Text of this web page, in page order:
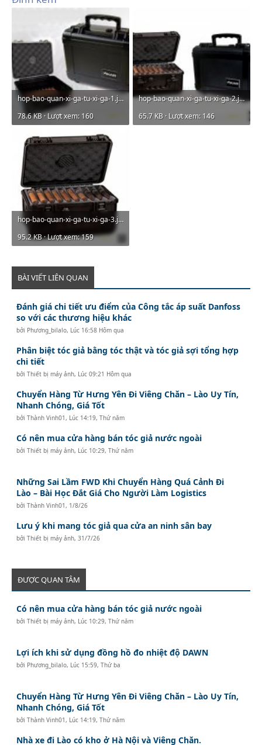
hop-bao-quan-xi-ga-tu-xi-ga-1.jpg
78.6 KB · Lượt xem: 160
hop-bao-quan-xi-ga-tu-xi-ga-2.jpg
65.7 KB · Lượt xem: 146
hop-bao-quan-xi-ga-tu-xi-ga-3.jpg
95.2 KB · Lượt xem: 159
BÀI VIẾT LIÊN QUAN
Đánh giá chi tiết ưu điểm của Công tắc áp suất Danfoss
so với các thương hiệu khác
bởi Phương_bilalo, Lúc 16:58 Hôm qua
Phân biệt tóc giả bằng tóc thật và tóc giả sợi tổng hợp
chi tiết
bởiThiết bị máy ảnh, Lúc 09:21 Hôm qua
Chuyển Hàng Từ Hưng Yên Đi Viêng Chăn – Lào Uy Tín,
Nhanh Chóng, Giá Tốt
bởiThành Vinh01, Lúc 14:19, Thứ năm
Có nên mua cửa hàng bán tóc giả nước ngoài
bởiThiết bị máy ảnh, Lúc 10:29, Thứ năm
Những Sai Lầm FWD Khi Chuyển Hàng Quá Cảnh Đi
Lào – Bài Học Đắt Giá Cho Người Làm Logistics
bởiThành Vinh01, 1/8/26
Lưu ý khi mang tóc giả qua cửa an ninh sân bay
bởiThiết bị máy ảnh,31/7/26
ĐƯỢC QUAN TÂM
Có nên mua cửa hàng bán tóc giả nước ngoài
bởiThiết bị máy ảnh, Lúc 10:29, Thứ năm
Lợi ích khi sử dụng đồng hồ đo nhiệt độ DAWN
bởi Phương_bilalo, Lúc 15:59, Thứ ba
Chuyển Hàng Từ Hưng Yên Đi Viêng Chăn – Lào Uy Tín,
Nhanh Chóng, Giá Tốt
bởiThành Vinh01, Lúc 14:19, Thứ năm
Nhà xe đi Lào có kho ở Hà Nội và Viêng Chăn.